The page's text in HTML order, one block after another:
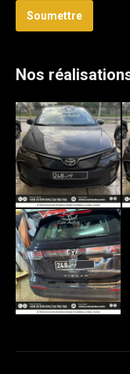
Soumettre
Nos